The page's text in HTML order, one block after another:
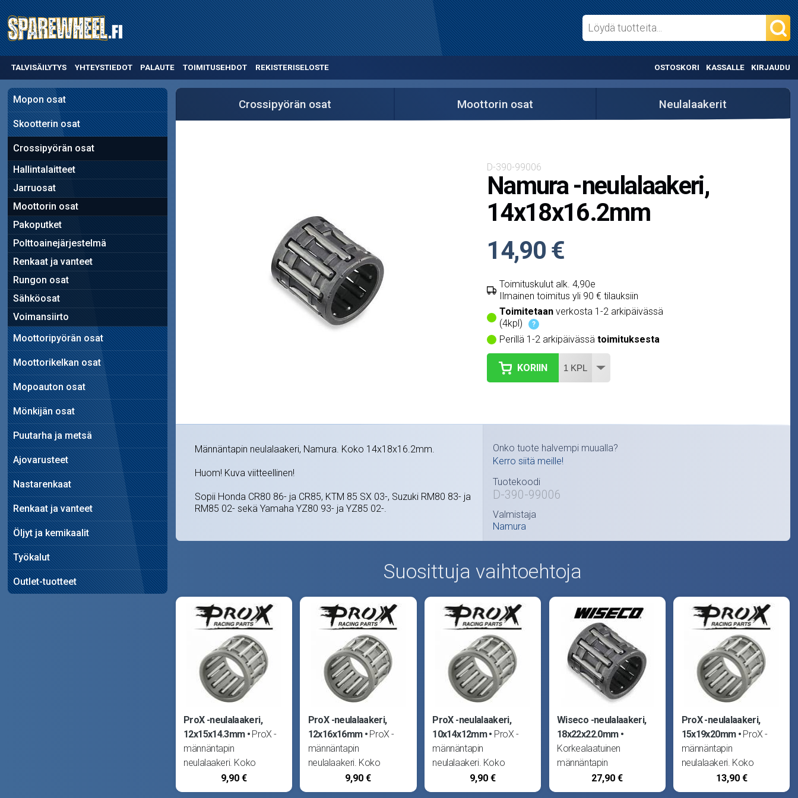
TALVISÄILYTYS YHTEYSTIEDOT PALAUTE TOIMITUSEHDOT REKISTERISELOSTE OSTOSKORI KASSALLE KIRJAUDU
Mopon osat
Skootterin osat
Crossipyörän osat
Hallintalaitteet
Jarruosat
Moottorin osat
Pakoputket
Polttoainejärjestelmä
Renkaat ja vanteet
Rungon osat
Sähköosat
Voimansiirto
Moottoripyörän osat
Moottorikelkan osat
Mopoauton osat
Mönkijän osat
Puutarha ja metsä
Ajovarusteet
Nastarenkaat
Renkaat ja vanteet
Öljyt ja kemikaalit
Työkalut
Outlet-tuotteet
Crossipyörän osat Moottorin osat Neulalaakerit
D-390-99006
Namura -neulalaakeri,
14x18x16.2mm
14,90 €
Toimituskulut alk. 4,90e
Ilmainen toimitus yli 90 € tilauksiin
Toimitetaanverkosta 1-2 arkipäivässä
(4kpl)
?
Perillä 1-2 arkipäivässä toimituksesta
KORIIN
Männäntapin neulalaakeri, Namura. Koko 14x18x16.2mm.
Huom! Kuva viitteellinen!
Sopii Honda CR80 86- ja CR85, KTM 85 SX 03-, Suzuki RM80 83- ja
RM85 02- sekä Yamaha YZ80 93- ja YZ85 02-.
Onko tuote halvempi muualla?
Kerro siitä meille!
Tuotekoodi
D-390-99006
Valmistaja
Namura
Suosittuja vaihtoehtoja
ProX -neulalaakeri,
12x15x14.3mm
ProX -
männäntapin
neulalaakeri. Koko
12x15x14.3mm. Voidaan
käyttää myös
9,90 €
ProX -neulalaakeri,
12x16x16mm
ProX -
männäntapin
neulalaakeri. Koko
12x16x16mm. Voidaan
käyttää myös
9,90 €
ProX -neulalaakeri,
10x14x12mm
ProX -
männäntapin
neulalaakeri. Koko
10x14x12mm. Voidaan
käyttää myös
9,90 €
Wiseco -neulalaakeri,
18x22x22.0mm
Korkealaatuinen
männäntapin
neulalaakeri, Wiseco.
Koko 18x22x22.0mm.
27,90 €
ProX -neulalaakeri,
15x19x20mm
ProX -
männäntapin
neulalaakeri. Koko
15x19x20mm. ProX
21.3206 Sopii Aprilia
13,90 €